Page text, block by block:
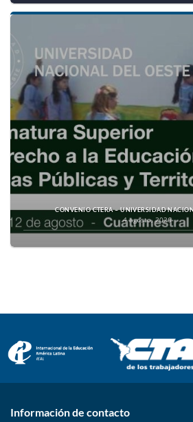
CONVENIO CTERA – UNIVERSIDAD
4 agosto, 2026
Información de contacto